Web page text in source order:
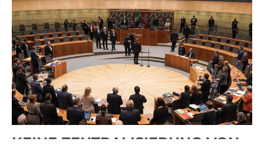
KEINE ZENTRALISIERUNG VON